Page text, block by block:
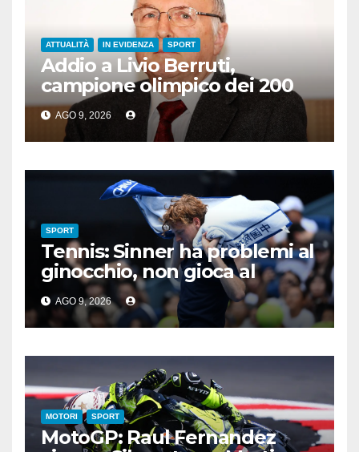
ATTUALITÀ IN EVIDENZA SPORT
Addio a Livio Berruti,
campione olimpico dei 200
metri a Roma 1960
AGO 9, 2026
SPORT
Tennis: Sinner ha problemi al
ginocchio, non gioca al
Master 1000 di Cincinnati
AGO 9, 2026
MOTORI SPORT
MotoGP: Raul Fernandez